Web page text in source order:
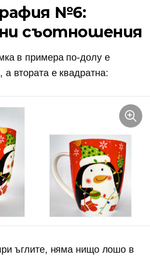
№6:
съотношения
в примера по-долу е
а втората е квадратна:
ъглите, няма нищо лошо в